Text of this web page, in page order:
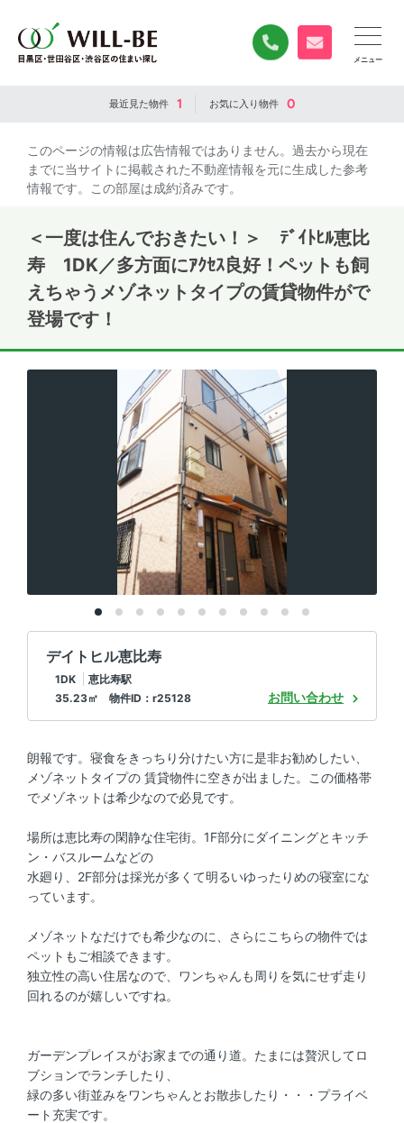
0120-840-834
無料お問い合
最近見た物件 1 お気に入り物件 0
このページの情報は広告情報ではありません。過去から現在
までに当サイトに掲載された不動産情報を元に生成した参考
情報です。この部屋は成約済みです。
＜一度は住んでおきたい！＞ ﾃﾞｲﾄﾋﾙ恵比
寿 1DK／多方面にｱｸｾｽ良好！ペットも飼
えちゃうメゾネットタイプの賃貸物件がで
登場です！
デイトヒル恵比寿
1DK
恵比寿駅
35.23㎡ 物件ID：r25128
お問い合わせ
朗報です。寝食をきっちり分けたい方に是非お勧めしたい、
メゾネットタイプの 賃貸物件に空きが出ました。この価格帯
でメゾネットは希少なので必見です。
場所は恵比寿の閑静な住宅街。1F部分にダイニングとキッチ
ン・バスルームなどの
水廻り、2F部分は採光が多くて明るいゆったりめの寝室にな
っています。
メゾネットなだけでも希少なのに、さらにこちらの物件では
ペットもご相談できます。
独立性の高い住居なので、ワンちゃんも周りを気にせず走り
回れるのが嬉しいですね。
ガーデンプレイスがお家までの通り道。たまには贅沢してロ
ブションでランチしたり、
緑の多い街並みをワンちゃんとお散歩したり・・・プライベ
ート充実です。